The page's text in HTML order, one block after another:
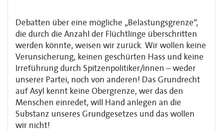
Debatten über eine mögliche „Belastungsgrenze“,
die durch die Anzahl der Flüchtlinge überschritten
werden könnte, weisen wir zurück. Wir wollen keine
Verunsicherung, keinen geschürten Hass und keine
Irreführung durch Spitzenpolitiker/innen – weder
unserer Partei, noch von anderen! Das Grundrecht
auf Asyl kennt keine Obergrenze, wer das den
Menschen einredet, will Hand anlegen an die
Substanz unseres Grundgesetzes und das wollen
wir nicht!